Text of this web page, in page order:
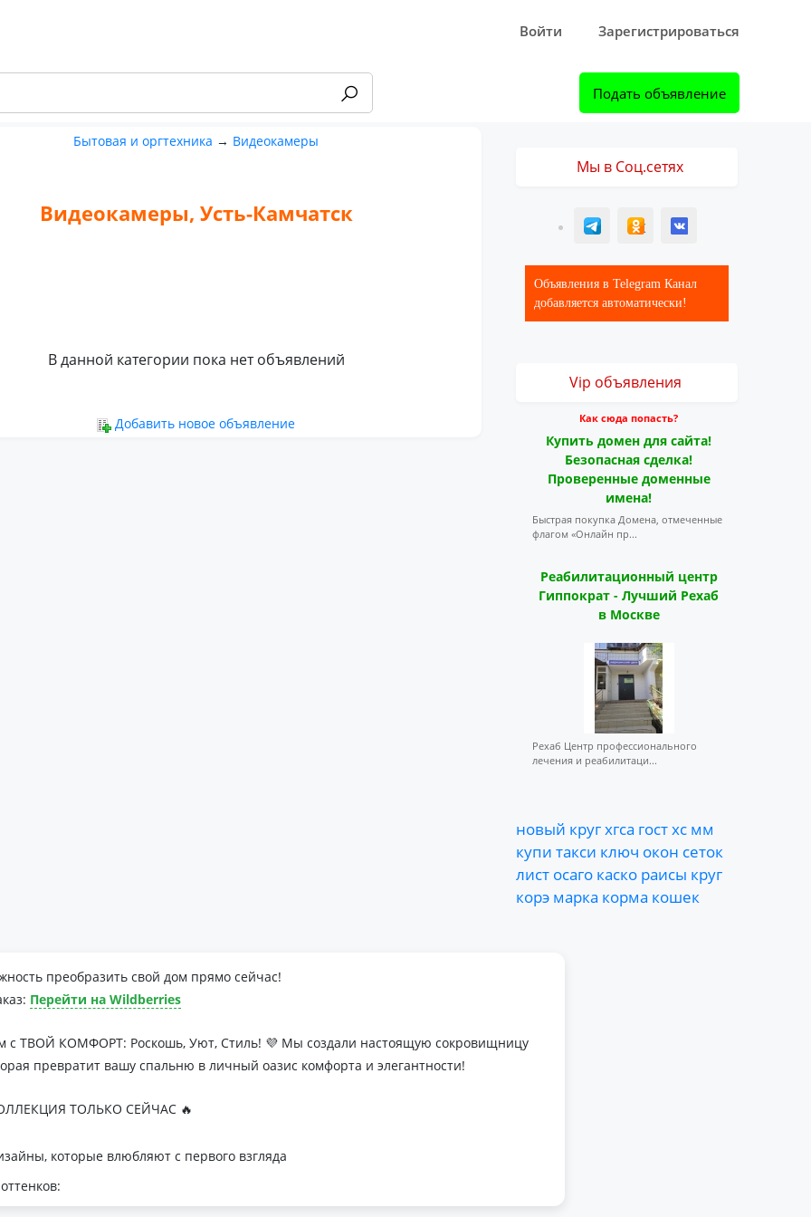
Войти Зарегистрироваться
Подать объявление
Бытовая и оргтехника → Видеокамеры
Видеокамеры, Усть-Камчатск
В данной категории пока нет объявлений
Добавить новое объявление
Мы в Соц.сетях
T ОК ВК
Объявления в Telegram Канал
добавляется автоматически!
Vip объявления
Как сюда попасть?
Купить домен для сайта!
Безопасная сделка!
Проверенные доменные
имена!
Быстрая покупка Домена, отмеченные
флагом «Онлайн пр...
Реабилитационный центр
Гиппократ - Лучший Рехаб
в Москве
Рехаб Центр профессионального
лечения и реабилитаци...
новый кругхгса гостхс мм
купи такси ключ окон сеток
лист осаго каско раисы круг
корэ марка корма кошек
преобразить свой дом прямо сейчас!
Перейти на Wildberries
с ТВОЙ КОМФОРТ: Роскошь, Уют, Стиль! 💜 Мы создали настоящую сокровищницу
превратит вашу спальню в личный оазис комфорта и элегантности!
ТОЛЬКО СЕЙЧАС 🔥
которые влюбляют с первого взгляда